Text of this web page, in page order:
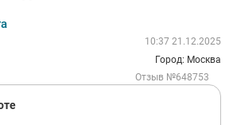
10:37 21.12.2025
Город: Москва
Отзыв №648753